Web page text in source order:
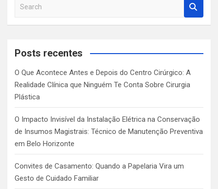
a
c
Posts recentes
O Que Acontece Antes e Depois do Centro Cirúrgico: A
Realidade Clínica que Ninguém Te Conta Sobre Cirurgia
Plástica
O Impacto Invisível da Instalação Elétrica na Conservação
de Insumos Magistrais: Técnico de Manutenção Preventiva
em Belo Horizonte
Convites de Casamento: Quando a Papelaria Vira um
Gesto de Cuidado Familiar